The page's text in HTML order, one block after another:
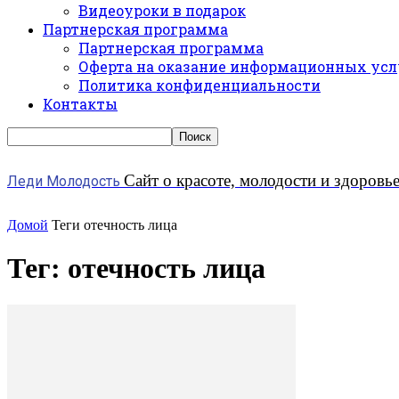
Видеоуроки в подарок
Партнерская программа
Партнерская программа
Оферта на оказание информационных
Политика конфиденциальности
Контакты
Леди Молодость Сайт о красоте, молодости и здоровье
Домой Теги отечность лица
Тег: отечность лица